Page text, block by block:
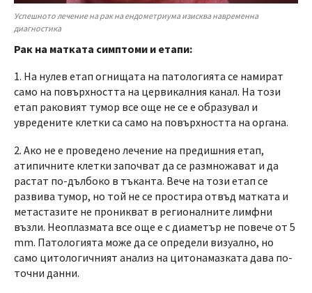
Успешното лечение на рак на ендометриума изисква навременна
диагностика
Рак на матката симптоми и етапи:
1. На нулев етап огнищата на патологията се намират
само на повърхността на цервикалния канал. На този
етап раковият тумор все още не се е образувал и
увредените клетки са само на повърхността на органа.
2. Ако не е проведено лечение на предишния етап,
атипичните клетки започват да се размножават и да
растат по-дълбоко в тъканта. Вече на този етап се
развива тумор, но той не се простира отвъд матката и
метастазите не проникват в регионалните лимфни
възли. Неоплазмата все още е с диаметър не повече от 5
mm. Патологията може да се определи визуално, но
само цитологичният анализ на цитонамазката дава по-
точни данни.